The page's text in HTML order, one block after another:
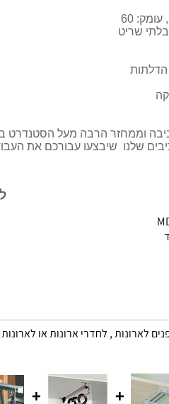
וממחזר הרבה מעל הסטנדרט
שלנו שיבצעו עבורכם את
לארונות , לחדרי ארונות או
+
+